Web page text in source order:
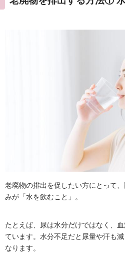
老廃物の排出を促したい方にとって
みが「水を飲むこと」。
たとえば、尿は水分だけではなく、
ています。水分不足だと尿量や汗も
なります。